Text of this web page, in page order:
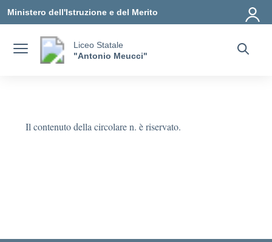
Ministero dell'Istruzione e del Merito
Liceo Statale
"Antonio Meucci"
Il contenuto della circolare n. è riservato.